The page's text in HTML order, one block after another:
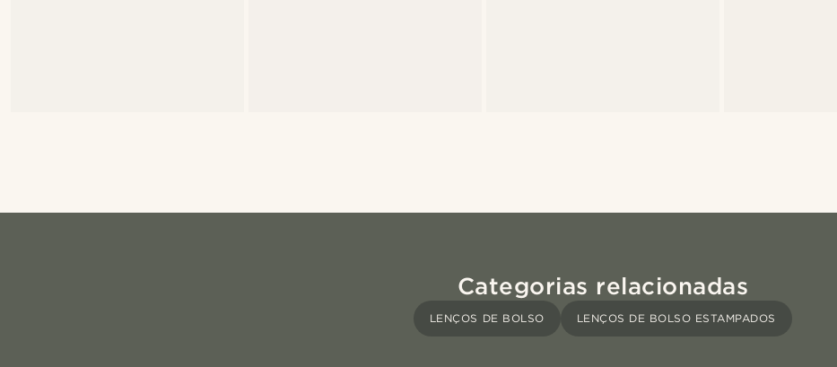
Categorias relacionadas
LENÇOS DE BOLSO LENÇOS DE BOLSO ESTAMPADOS